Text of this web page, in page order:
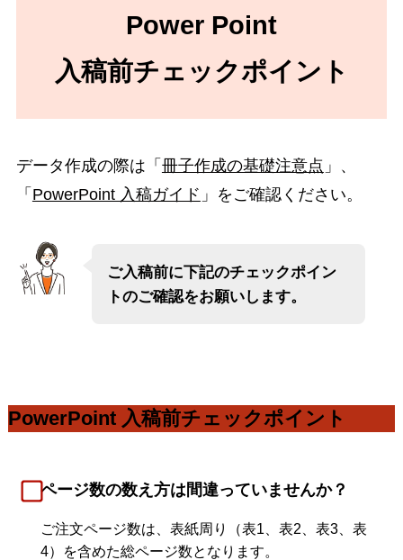
Power Point
入稿前チェックポイント
データ作成の際は「 冊子作成の基礎注意点 」、
「 PowerPoint 入稿ガイド 」をご確認ください。
ご入稿前に下記のチェックポイン
トのご確認をお願いします。
PowerPoint 入稿前チェックポイント
ページ数の数え方は間違っていませんか？
ご注文ページ数は、表紙周り（表1、表2、表3、表
4）を含めた総ページ数となります。